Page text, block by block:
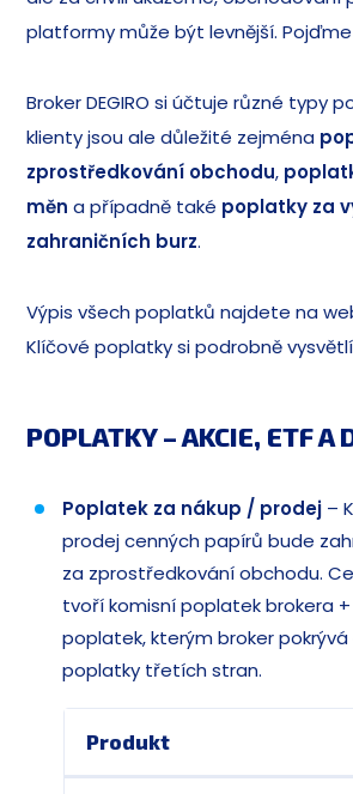
platformy může být levnější.
Broker DEGIRO si účtuje různé typy
klienty jsou ale důležité zejména
zprostředkování obchodu,
měn a případně také poplatky za
zahraničních burz.
Výpis všech poplatků najdete na
Klíčové poplatky si podrobně
POPLATKY – AKCIE, ETF A
Poplatek za nákup / prodej –
prodej cenných papírů bude
za zprostředkování obchodu.
tvoří komisní poplatek brokera
poplatek, kterým broker
poplatky třetích stran.
Produkt